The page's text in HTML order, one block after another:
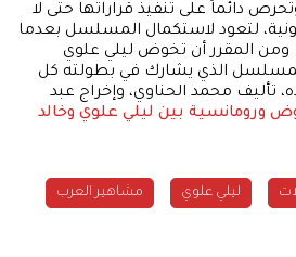
دائماً على تنفيذ قراراتها حتى لا
لتعود لاستكمال المسلسل بعدما
المقرر أن تخوض ليلي علوي
الذي يشارك في بطولته كل
تأليف محمد الحناوي، وإخراج عبد
ورومانسية بين ليلي علوي وخالد
ليلي علوي مشاهير العرب